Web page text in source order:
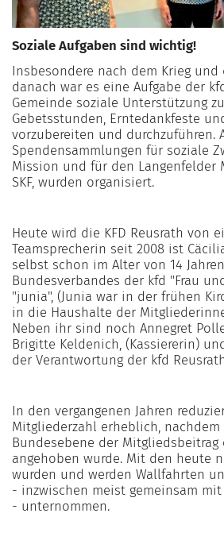
Soziale Aufgaben sind wichtig!
Insbesondere nach dem Krieg und
danach war es eine Aufgabe der
Gemeinde soziale Unterstützung
Gebetsstunden, Erntedankfeste
vorzubereiten und durchzuführen.
Spendensammlungen für soziale
Mission und für den Langenfelder
SKF, wurden organisiert.
Heute wird die KFD Reusrath von
Teamsprecherin seit 2008 ist
selbst schon im Alter von 14
Bundesverbandes der kfd "Frau
"junia", (Junia war in der frühen
in die Haushalte der
Neben ihr sind noch Annegret
Brigitte Keldenich, (Kassiererin)
der Verantwortung der kfd
In den vergangenen Jahren
Mitgliederzahl erheblich, nachdem
Bundesebene der Mitgliedsbeitrag
angehoben wurde. Mit den heute
wurden und werden Wallfahrten
- inzwischen meist gemeinsam
- unternommen.